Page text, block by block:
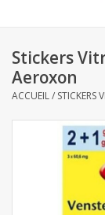
Biscuits pour le
Biscuits apéritifs
Stickers
Aeroxon
ACCUEIL/ STICKERS